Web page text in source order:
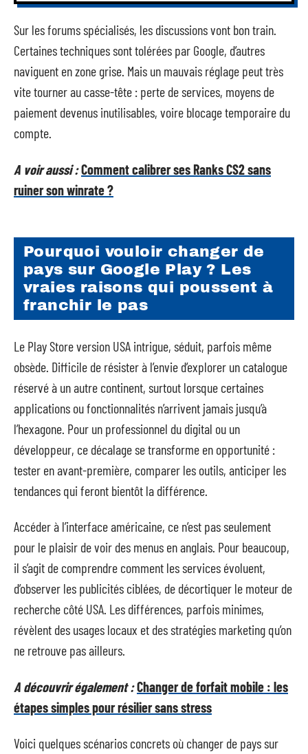
Sur les forums spécialisés, les discussions vont bon train.
Certaines techniques sont tolérées par Google, d’autres
naviguent en zone grise. Mais un mauvais réglage peut très
vite tourner au casse-tête : perte de services, moyens de
paiement devenus inutilisables, voire blocage temporaire du
compte.
A voir aussi :Comment calibrer ses Ranks CS2 sans
ruiner son winrate ?
Pourquoi vouloir changer de
pays sur Google Play ? Les
vraies raisons qui poussent à
franchir le pas
Le Play Store version USA intrigue, séduit, parfois même
obsède. Difficile de résister à l’envie d’explorer un catalogue
réservé à un autre continent, surtout lorsque certaines
applications ou fonctionnalités n’arrivent jamais jusqu’à
l’hexagone. Pour un professionnel du digital ou un
développeur, ce décalage se transforme en opportunité :
tester en avant-première, comparer les outils, anticiper les
tendances qui feront bientôt la différence.
Accéder à l’interface américaine, ce n’est pas seulement
pour le plaisir de voir des menus en anglais. Pour beaucoup,
il s’agit de comprendre comment les services évoluent,
d’observer les publicités ciblées, de décortiquer le moteur de
recherche côté USA. Les différences, parfois minimes,
révèlent des usages locaux et des stratégies marketing qu’on
ne retrouve pas ailleurs.
A découvrir également :Changer de forfait mobile : les
étapes simples pour résilier sans stress
Voici quelques scénarios concrets où changer de pays sur